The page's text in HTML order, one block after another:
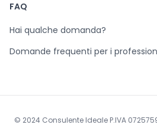
FAQ
Hai qualche domanda?
Domande frequenti per i
© 2024 Consulente Ideale P.IVA